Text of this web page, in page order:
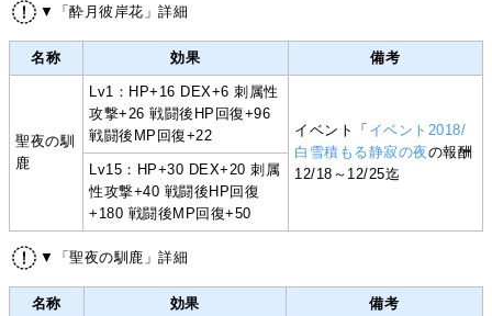
▼「酔月彼岸花」詳細
名称 効果 備考
聖夜の馴
鹿
Lv1：HP+16 DEX+6 刺属性
攻撃+26 戦闘後HP回復+96
戦闘後MP回復+22
イベント「 イベント2018/
白雪積もる静寂の夜の報酬
12/18～12/25迄
Lv15：HP+30 DEX+20 刺属
性攻撃+40 戦闘後HP回復
+180 戦闘後MP回復+50
▼「聖夜の馴鹿」詳細
名称 効果 備考